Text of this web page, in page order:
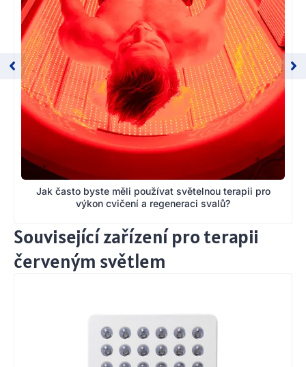
Jak často byste měli používat světelnou terapii pro
výkon cvičení a regeneraci svalů?
Související zařízení pro terapii
červeným světlem